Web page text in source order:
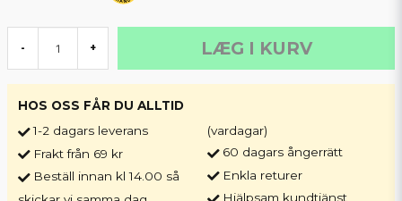
- + LÆG I KURV
HOS OSS FÅR DU ALLTID
1-2 dagars leverans
Frakt från 69 kr
Beställ innan kl 14.00 så
(vardagar)
60 dagars ångerrätt
Enkla returer
Hjälpsam kundtjänst